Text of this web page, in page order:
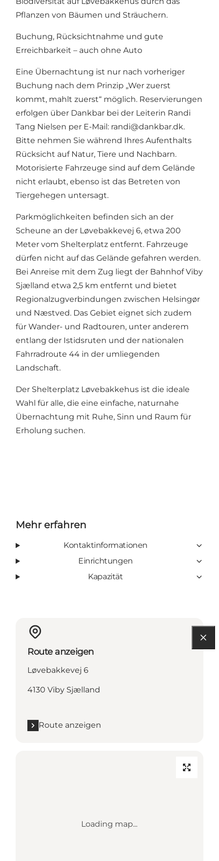
Pflanzen von Bäumen und Sträuchern.
Buchung, Rücksichtnahme und gute
Erreichbarkeit – auch ohne Auto
Eine Übernachtung ist nur nach vorheriger
Buchung nach dem Prinzip „Wer zuerst
kommt, mahlt zuerst“ möglich. Reservierungen
erfolgen über Dankbar bei der Leiterin Randi
Tang Nielsen per E-Mail: randi@dankbar.dk.
Bitte nehmen Sie während Ihres Aufenthalts
Rücksicht auf Natur, Tiere und Nachbarn.
Motorisierte Fahrzeuge sind auf dem Gelände
nicht erlaubt, ebenso ist das Betreten von
Tiergehegen untersagt.
Parkmöglichkeiten befinden sich an der
Scheune an der Løvebakkevej 6, etwa 200
Meter vom Shelterplatz entfernt. Fahrzeuge
dürfen nicht auf das Gelände gefahren werden.
Bei Anreise mit dem Zug liegt der Bahnhof Viby
Sjælland etwa 2,5 km entfernt und bietet
Regionalzugverbindungen zwischen Helsingør
und Næstved. Das Gebiet eignet sich zudem
für Wander- und Radtouren, unter anderem
entlang der Istidsruten und der nationalen
Fahrradroute 44 in der umliegenden
Landschaft.
Der Shelterplatz Løvebakkehus ist die ideale
Wahl für alle, die eine einfache, naturnahe
Übernachtung mit Ruhe, Sinn und Raum für
Erholung suchen.
Mehr erfahren
Kontaktinformationen
Einrichtungen
Kapazität
Route anzeigen
Løvebakkevej 6
4130 Viby Sjælland
Route anzeigen
Loading map...